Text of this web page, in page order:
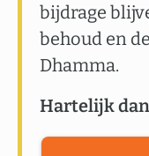
bijdrage
behoud en
Dhamma.
Hartelijk